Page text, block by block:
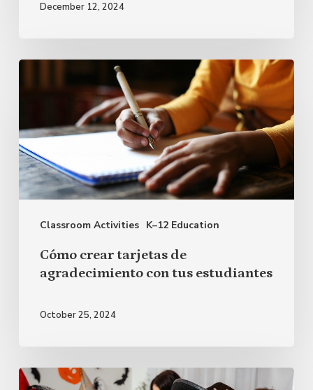
December 12, 2024
Classroom Activities K–12 Education
crear
de
agradecimiento
con
tus
estudiantes
Cómo crear tarjetas de
agradecimiento con tus estudiantes
October 25, 2024
Ideas